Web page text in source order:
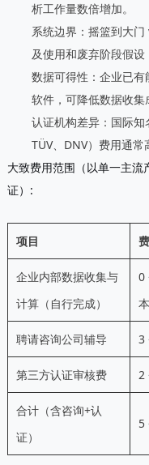
析工作量数倍增加。
系统边界 ：摇篮到大
及使用和废弃阶段假设
数据可得性 ：企业已
软件，可降低数据收集
认证机构差异 ：国际知
TÜV、DNV）费用通常
大致费用范围 （以单一主
证）:
项目
企业内部数据收集与
计算（自行完成）
0
本
聘请咨询公司辅导 3
第三方认证审核费 2
合计（含咨询+认
证）
5